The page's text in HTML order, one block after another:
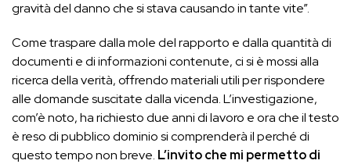
gravità del danno che si stava causando in tante vite”.
Come traspare dalla mole del rapporto e dalla quantità di
documenti e di informazioni contenute, ci si è mossi alla
ricerca della verità, offrendo materiali utili per rispondere
alle domande suscitate dalla vicenda. L’investigazione,
com’è noto, ha richiesto due anni di lavoro e ora che il testo
è reso di pubblico dominio si comprenderà il perché di
questo tempo non breve. L’invito che mi permetto di